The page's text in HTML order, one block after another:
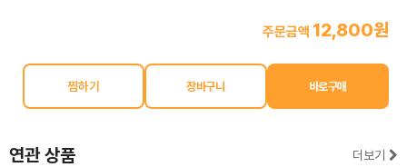
주문금액 12,800원
찜하기
연관 상품 더보기